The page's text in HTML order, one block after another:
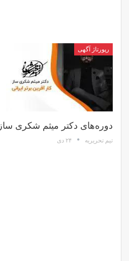
رپورتاژ آگهی
دوره‌های دکتر میثم شکری ساز
تیم تحریریه ۲۴ دی